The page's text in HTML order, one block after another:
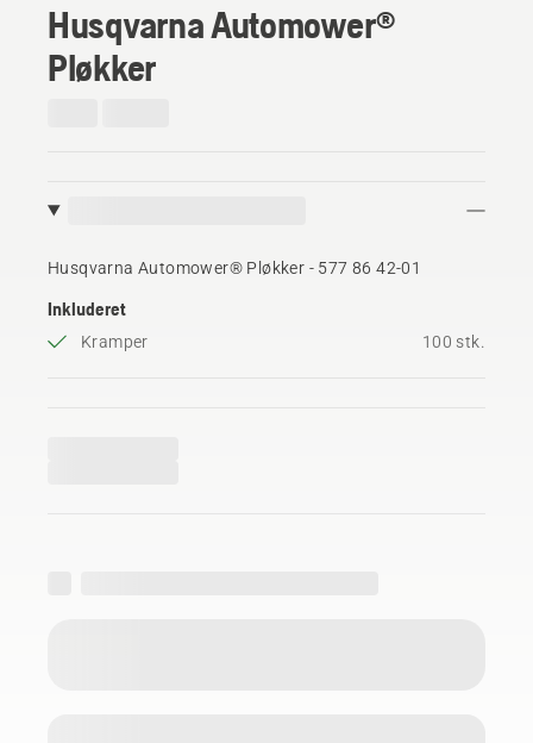
Husqvarna Automower®
Pløkker
Husqvarna Automower® Pløkker - 577 86 42‑01
Inkluderet
Kramper 100 stk.